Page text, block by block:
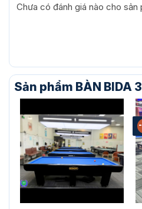
Chưa có đánh giá nào cho sản
Sản phẩm BÀN BIDA